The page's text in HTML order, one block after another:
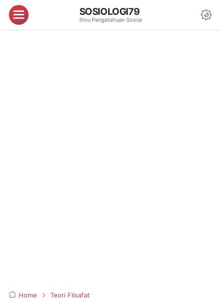
Menu SOSIOLOGI79
Ilmu Pengetahuan Sosial
Home Teori Filsafat